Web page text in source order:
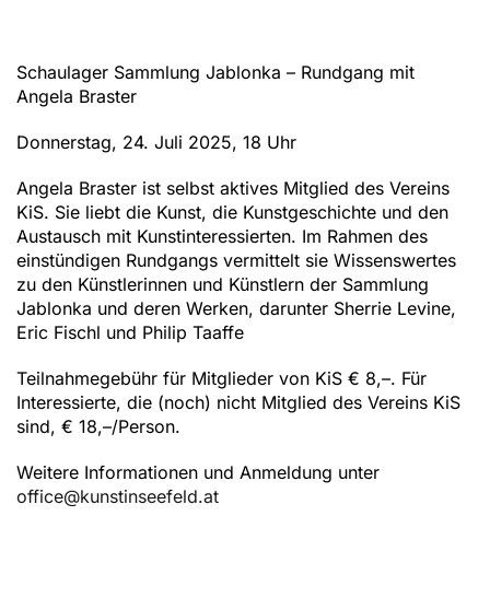
Schaulager Sammlung Jablonka – Rundgang mit
Angela Braster
Donnerstag, 24. Juli 2025, 18 Uhr
Angela Braster ist selbst aktives Mitglied des Vereins
KiS. Sie liebt die Kunst, die Kunstgeschichte und den
Austausch mit Kunstinteressierten. Im Rahmen des
einstündigen Rundgangs vermittelt sie Wissenswertes
zu den Künstlerinnen und Künstlern der Sammlung
Jablonka und deren Werken, darunter Sherrie Levine,
Eric Fischl und Philip Taaffe
Teilnahmegebühr für Mitglieder von KiS € 8,–. Für
Interessierte, die (noch) nicht Mitglied des Vereins KiS
sind, € 18,–/Person.
Weitere Informationen und Anmeldung unter
office@kunstinseefeld.at